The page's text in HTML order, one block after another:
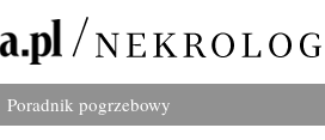
Poradnik pogrzebowy